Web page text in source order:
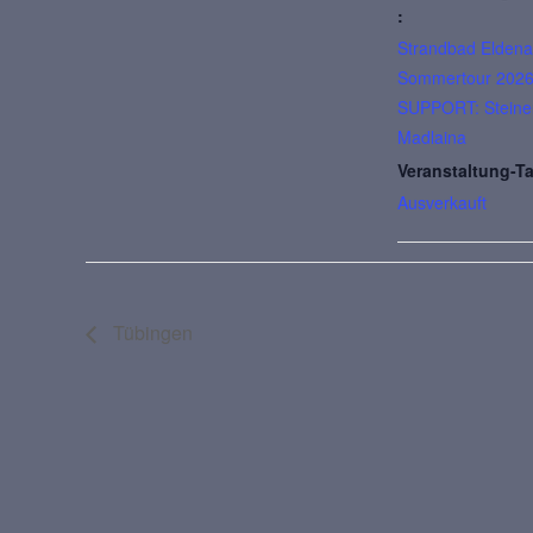
:
Strandbad
Sommertour 2026
SUPPORT:
Madlaina
Veranstaltung-
Ausverkauft
Tübingen